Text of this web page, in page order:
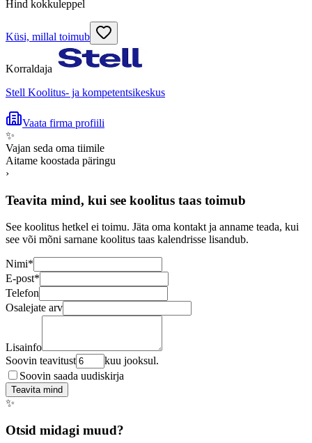
Hind kokkuleppel
Küsi, millal toimub
Korraldaja
Stell Koolitus- ja kompetentsikeskus
Vaata firma profiili
✨
Vajan seda oma tiimile
Aitame koostada päringu
›
Teavita mind, kui see koolitus taas toimub
See koolitus hetkel ei toimu. Jäta oma kontakt ja anname teada, kui
see või mõni sarnane koolitus taas kalendrisse lisandub.
Nimi*
E-post*
Telefon
Osalejate arv
Lisainfo
Soovin teavitust
kuu jooksul.
Soovin saada uudiskirja
Teavita mind
✨
Otsid midagi muud?